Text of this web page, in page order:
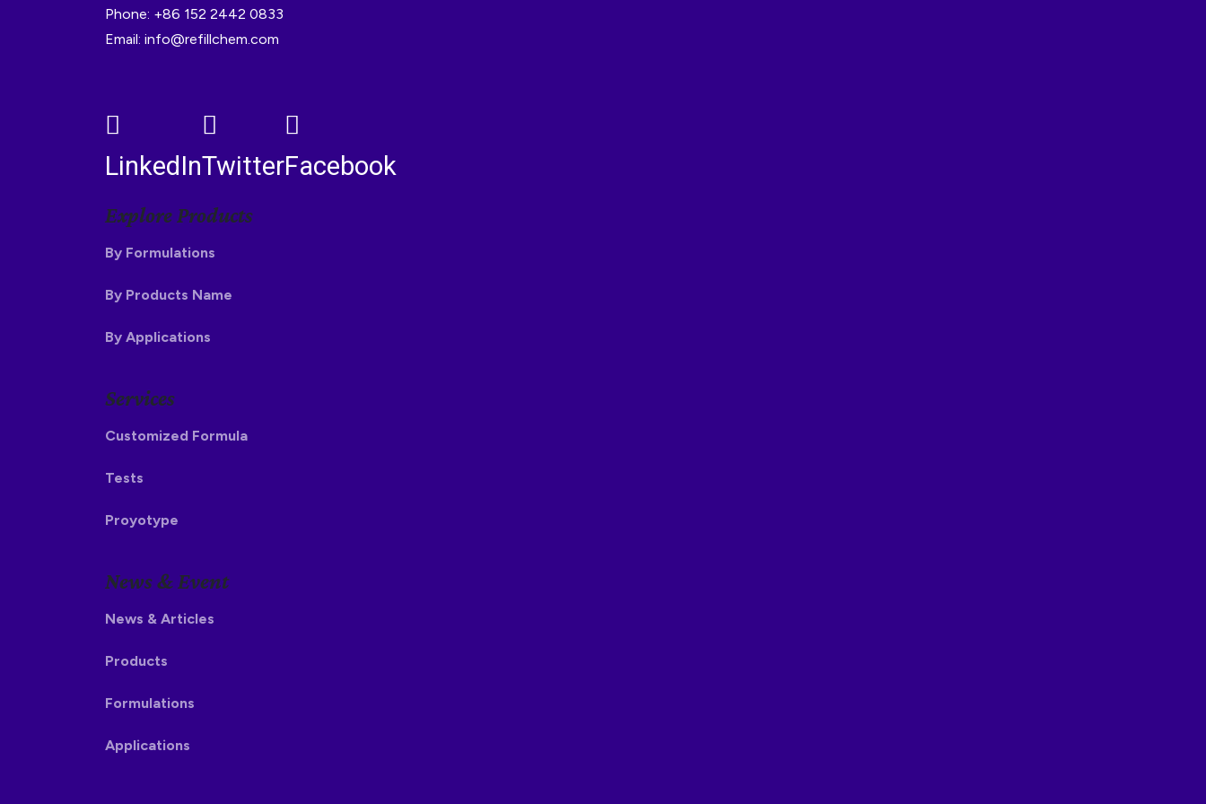
Phone: +86 152 2442 0833
Email: info@refillchem.com
LinkedInTwitterFacebook
Explore Products
By Formulations
By Products Name
By Applications
Services
Customized Formula
Tests
Proyotype
News & Event
News & Articles
Products
Formulations
Applications